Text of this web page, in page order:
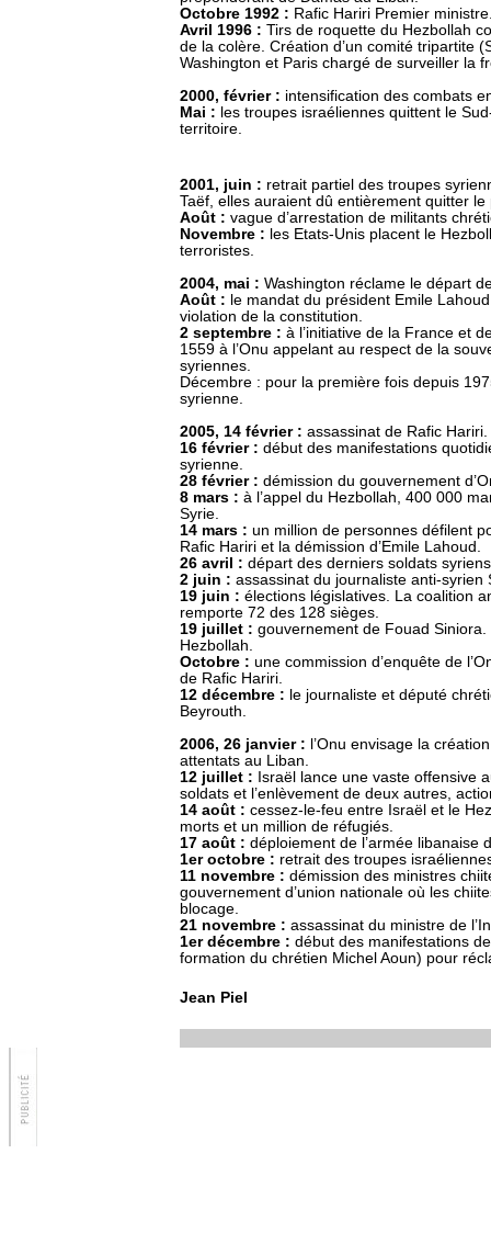
Octobre 1992 : Rafic Hariri Premier
Avril 1996 : Tirs de roquette du Hezbollah
de la colère. Création d’un comité tripartite
Washington et Paris chargé de surveiller la
2000, février : intensification des combats
Mai : les troupes israéliennes quittent le
territoire.
2001, juin : retrait partiel des troupes
Taëf, elles auraient dû entièrement quitter le
Août : vague d’arrestation de militants
Novembre : les Etats-Unis placent le
terroristes.
2004, mai : Washington réclame le départ
Août : le mandat du président Emile
violation de la constitution.
2 septembre : à l’initiative de la France et
1559 à l’Onu appelant au respect de la
syriennes.
Décembre : pour la première fois depuis
syrienne.
2005, 14 février : assassinat de Rafic Hariri.
16 février : début des manifestations
syrienne.
28 février : démission du gouvernement
8 mars : à l’appel du Hezbollah, 400 000
Syrie.
14 mars : un million de personnes défilent
Rafic Hariri et la démission d’Emile Lahoud.
26 avril : départ des derniers soldats
2 juin : assassinat du journaliste anti-syrien
19 juin : élections législatives. La coalition
remporte 72 des 128 sièges.
19 juillet : gouvernement de Fouad
Hezbollah.
Octobre : une commission d’enquête de
de Rafic Hariri.
12 décembre : le journaliste et député
Beyrouth.
2006, 26 janvier : l’Onu envisage la
attentats au Liban.
12 juillet : Israël lance une vaste offensive
soldats et l’enlèvement de deux autres,
14 août : cessez-le-feu entre Israël et le
morts et un million de réfugiés.
17 août : déploiement de l’armée libanaise
1er octobre : retrait des troupes
11 novembre : démission des ministres
gouvernement d’union nationale où les
blocage.
21 novembre : assassinat du ministre de
1er décembre : début des manifestations
formation du chrétien Michel Aoun) pour
Jean Piel